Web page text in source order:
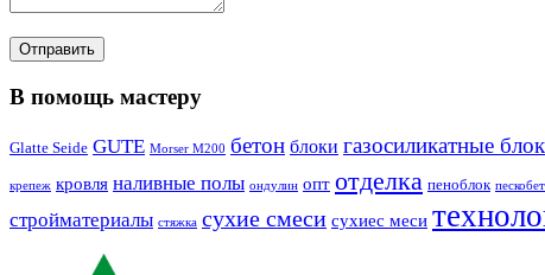
В помощь мастеру
Glatte Seide GUTE Morser M200 бетон блоки газосиликатные
крепеж кровля наливные полы ондулин опт отделка пеноблок
стройматериалы стяжка сухие смеси сухиес меси